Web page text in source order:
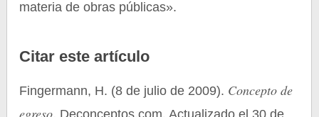
materia de obras públicas».
Citar este artículo
Fingermann, H. (8 de julio de 2009). Concepto de
egreso. Deconceptos.com. Actualizado el 30 de